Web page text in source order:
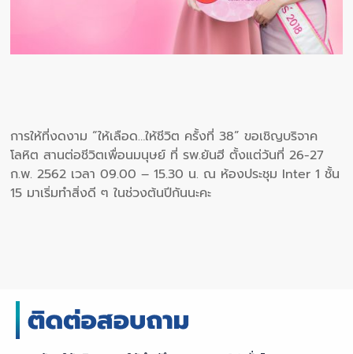
การให้ที่งดงาม “ให้เลือด…ให้ชีวิต ครั้งที่ 38” ขอเชิญบริจาค
โลหิต สานต่อชีวิตเพื่อนมนุษย์ ที่ รพ.ยันฮี ตั้งแต่วันที่ 26-27
ก.พ. 2562 เวลา 09.00 – 15.30 น. ณ ห้องประชุม Inter 1 ชั้น
15 มาเริ่มทำสิ่งดี ๆ ในช่วงต้นปีกันนะคะ